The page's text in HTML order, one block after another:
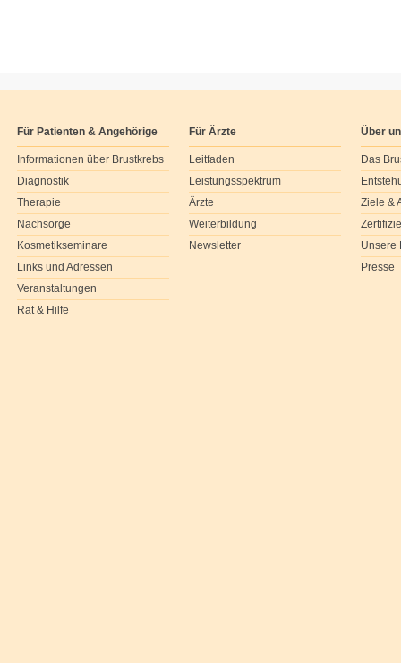
Für Patienten & Angehörige
Informationen über Brustkrebs
Diagnostik
Therapie
Nachsorge
Kosmetikseminare
Links und Adressen
Veranstaltungen
Rat & Hilfe
Für Ärzte
Leitfaden
Leistungsspektrum
Ärzte
Weiterbildung
Newsletter
Über
Das
Ziele &
Unsere
Presse